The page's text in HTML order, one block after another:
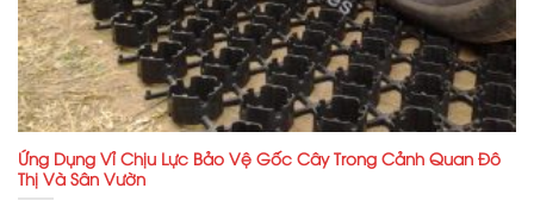
Ứng Dụng Vỉ Chịu Lực Bảo Vệ Gốc Cây Trong Cảnh Quan Đô
Thị Và Sân Vườn